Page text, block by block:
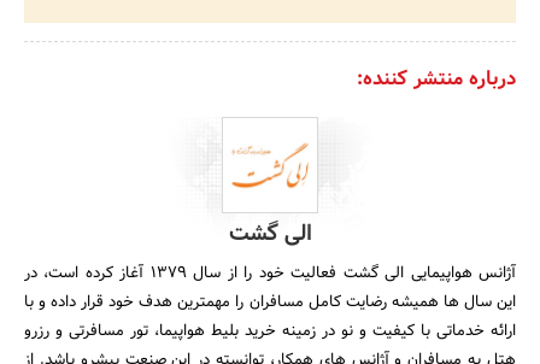
درباره منتشر کننده:
الی گشت
آژانس هواپیمایی الی گشت فعالیت خود را از سال 1379 آغاز کرده است، در
این سال ها همیشه رضایت کامل مسافران را مهمترین هدف خود قرار داده و با
ارائه خدماتی با کیفیت و نو در زمینه خرید بلیط هواپیما، تور مسافرتی و رزرو